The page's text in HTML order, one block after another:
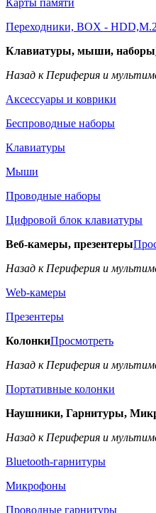
Карты памяти
Переходники, BOX -
Клавиатуры, мыши, наборы
Назад к Периферия и
Аксессуары и коврики
Беспроводные наборы
Клавиатуры
Мыши
Проводные наборы
Цифровой блок клавиатуры
Веб-камеры, презентеры
Назад к Периферия и
Web-камеры
Презентеры
КолонкиПросмотреть
Назад к Периферия и
Портативные колонки
Наушники, Гарнитуры,
Назад к Периферия и
Bluetooth-гарнитуры
Микрофоны
Проводные гарнитуры